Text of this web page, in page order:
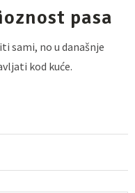
pasa
sami, no u današnje
kod kuće.